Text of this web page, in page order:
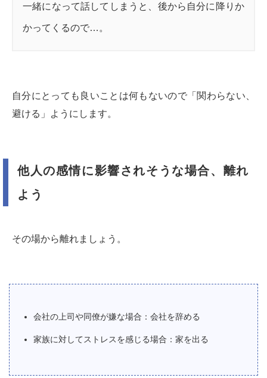
一緒になって話してしまうと、後から自分に降りか
かってくるので…。
自分にとっても良いことは何もないので「関わらない、
避ける」ようにします。
他人の感情に影響されそうな場合、離れ
よう
その場から離れましょう。
会社の上司や同僚が嫌な場合：会社を辞める
家族に対してストレスを感じる場合：家を出る